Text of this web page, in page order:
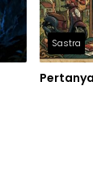
Sastra